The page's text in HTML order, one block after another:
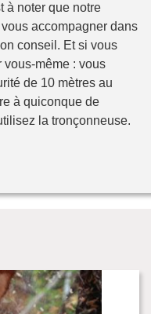
à noter que notre
accompagner dans
conseil. Et si vous
vous-même : vous
de 10 mètres au
à quiconque de
la tronçonneuse.